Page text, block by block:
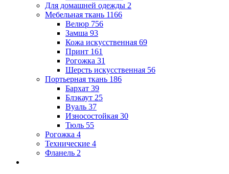
Для домашней одежды 2
Мебельная ткань 1166
Велюр 756
Замша 93
Кожа искусственная 69
Принт 161
Рогожка 31
Шерсть искусственная 56
Портьерная ткань 186
Бархат 39
Блэкаут 25
Вуаль 37
Износостойкая 30
Тюль 55
Рогожка 4
Технические 4
Фланель 2